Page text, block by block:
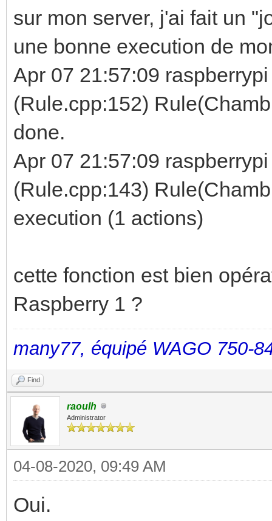
sur mon server, j'ai fait un
une bonne execution de
Apr 07 21:57:09
(Rule.cpp:152)
done.
Apr 07 21:57:09
(Rule.cpp:143)
execution (1 actions)
cette fonction est bien
Raspberry 1 ?
many77, équipé WAGO 750-
Find
raoulh
Administrator
04-08-2020, 09:49 AM
Oui.